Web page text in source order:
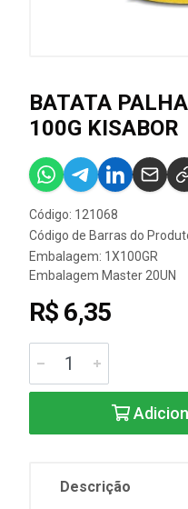
BATATA
100G KISABOR
Código: 121068
Código de Barras do
Embalagem: 1X100GR
Embalagem Master 20UN
R$ 6,35
Descrição